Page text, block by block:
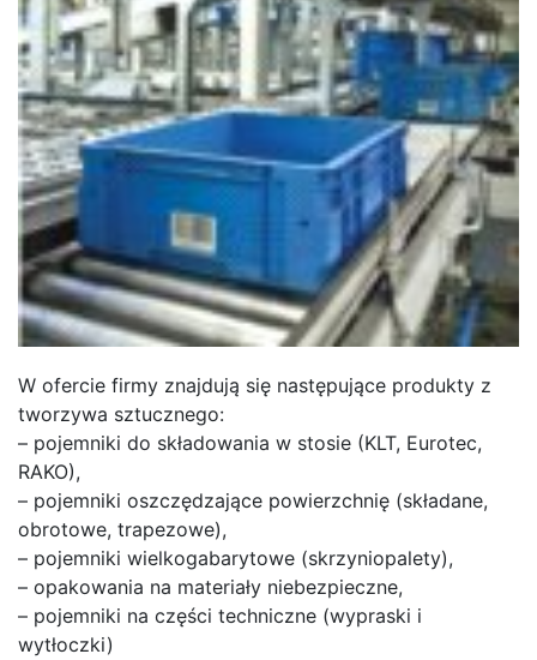
W ofercie firmy znajdują się następujące produkty z
tworzywa sztucznego:
– pojemniki do składowania w stosie (KLT, Eurotec,
RAKO),
– pojemniki oszczędzające powierzchnię (składane,
obrotowe, trapezowe),
– pojemniki wielkogabarytowe (skrzyniopalety),
– opakowania na materiały niebezpieczne,
– pojemniki na części techniczne (wypraski i
wytłoczki)